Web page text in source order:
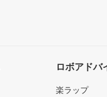
ロボアドバ
楽ラップ